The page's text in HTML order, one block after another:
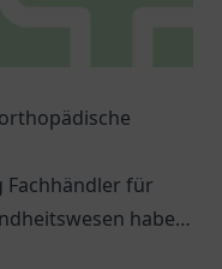
Fachhändler für
haben